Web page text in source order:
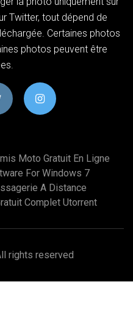
Twitter, tout dépend de
Certaines photos
photos peuvent être
Moto Gratuit En Ligne
For Windows 7
A Distance
Complet Utorrent
rights reserved